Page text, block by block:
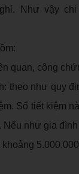
Như vậy
quan, công
theo như quy
Sổ tiết kiệm
Nếu như gia